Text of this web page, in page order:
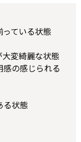
ている状態
変綺麗な状態
の感じられる
る状態